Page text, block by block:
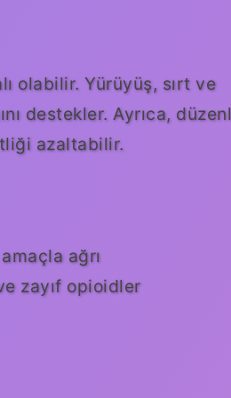
olabilir. Yürüyüş, sırt ve
destekler. Ayrıca,
azaltabilir.
ağrı
zayıf opioidler